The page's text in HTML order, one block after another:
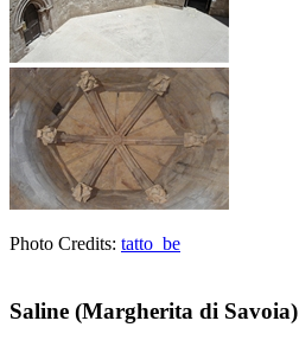
Photo Credits: tatto_be
Saline (Margherita di Savoia)